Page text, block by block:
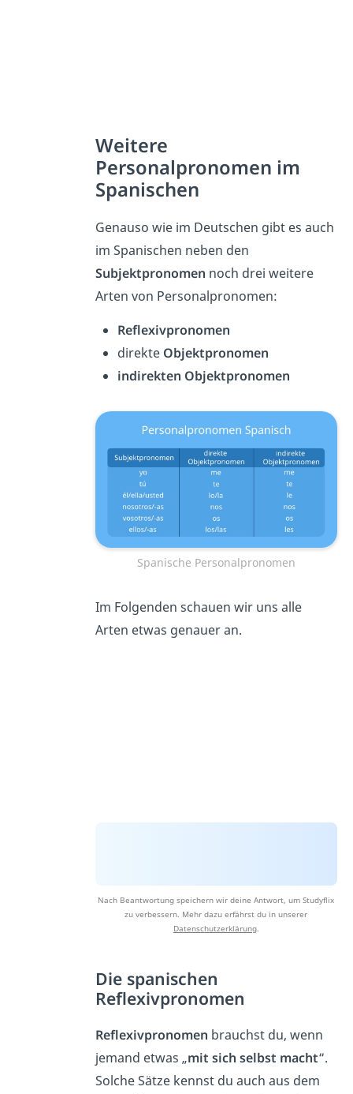
Weitere
Personalpronomen im
Spanischen
Genauso wie im Deutschen gibt es auch
im Spanischen neben den
Subjektpronomen noch drei weitere
Arten von Personalpronomen:
Reflexivpronomen
direkte Objektpronomen
indirekten Objektpronomen
Spanische Personalpronomen
Im Folgenden schauen wir uns alle
Arten etwas genauer an.
Nach Beantwortung speichern wir deine Antwort, um Studyflix
zu verbessern. Mehr dazu erfährst du in unserer
Datenschutzerklärung.
Die spanischen
Reflexivpronomen
Reflexivpronomen brauchst du, wenn
jemand etwas „mit sich selbst macht“.
Solche Sätze kennst du auch aus dem